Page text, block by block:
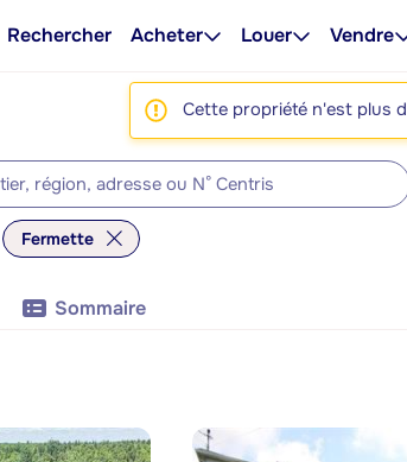
Rechercher Acheter Louer Vendre
Cette propriété n'est plus
Fermette
Sommaire